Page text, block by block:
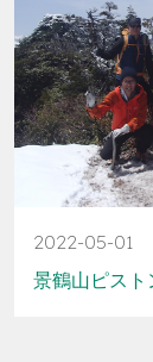
2022-05-01
景鶴山ピスト